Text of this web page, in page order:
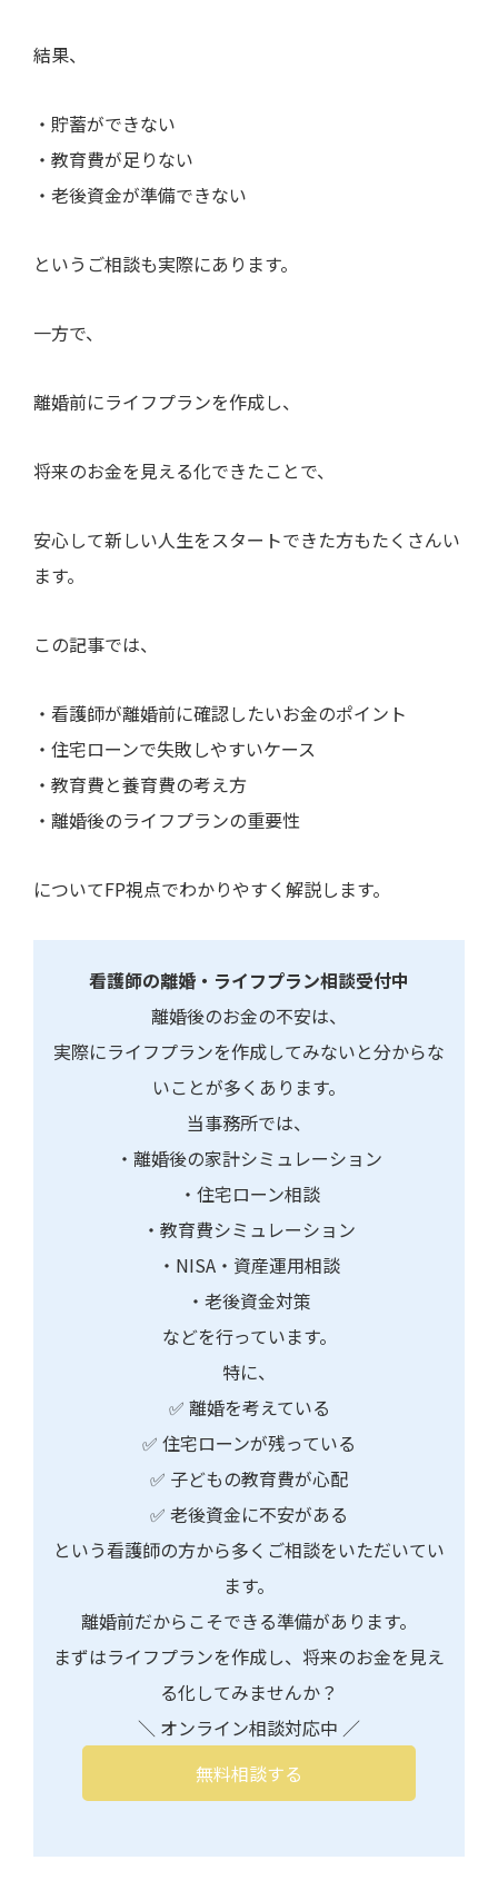
結果、
・貯蓄ができない
・教育費が足りない
・老後資金が準備できない
というご相談も実際にあります。
一方で、
離婚前にライフプランを作成し、
将来のお金を見える化できたことで、
安心して新しい人生をスタートできた方もたくさんい
ます。
この記事では、
・看護師が離婚前に確認したいお金のポイント
・住宅ローンで失敗しやすいケース
・教育費と養育費の考え方
・離婚後のライフプランの重要性
についてFP視点でわかりやすく解説します。
看護師の離婚・ライフプラン相談受付中
離婚後のお金の不安は、
実際にライフプランを作成してみないと分からな
いことが多くあります。
当事務所では、
・離婚後の家計シミュレーション
・住宅ローン相談
・教育費シミュレーション
・NISA・資産運用相談
・老後資金対策
などを行っています。
特に、
✅ 離婚を考えている
✅ 住宅ローンが残っている
✅ 子どもの教育費が心配
✅ 老後資金に不安がある
という看護師の方から多くご相談をいただいてい
ます。
離婚前だからこそできる準備があります。
まずはライフプランを作成し、将来のお金を見え
る化してみませんか？
＼ オンライン相談対応中 ／
無料相談する